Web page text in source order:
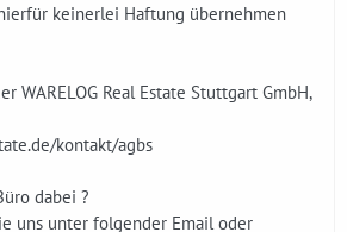
keinerlei Haftung übernehmen
WARELOG Real Estate Stuttgart GmbH,
kontakt/agbs
dabei ?
uns unter folgender Email oder